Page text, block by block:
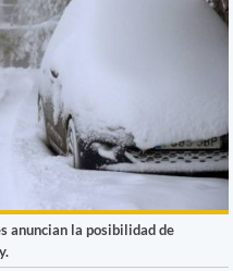
anuncian la posibilidad de